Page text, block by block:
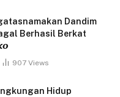
Dandim
Berhasil Berkat
907 Views
Hidup